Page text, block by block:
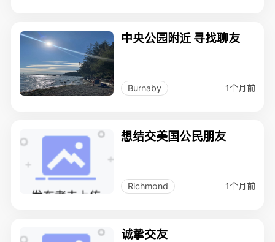
中央公园附近 寻找聊友
Burnaby 1个月前
想结交美国公民朋友
Richmond 1个月前
诚挚交友